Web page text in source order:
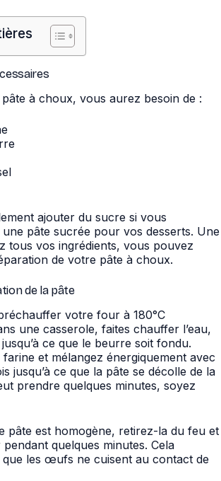
à choux, vous aurez besoin de :
ajouter du sucre si vous
pâte sucrée pour vos desserts. Une
tous vos ingrédients, vous pouvez
de votre pâte à choux.
de la pâte
votre four à 180°C
une casserole, faites chauffer l’eau,
ce que le beurre soit fondu.
et mélangez énergiquement avec
jusqu’à ce que la pâte se décolle de la
prendre quelques minutes, soyez
pâte est homogène, retirez-la du feu et
quelques minutes. Cela
que les œufs ne cuisent au contact de